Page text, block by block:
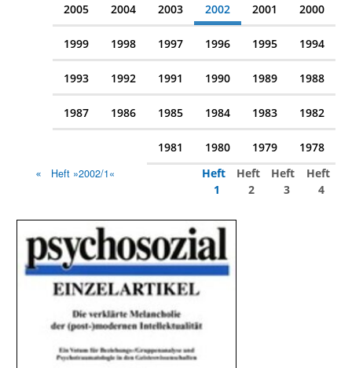
2005 2004 2003 2002 2001 2000
1999 1998 1997 1996 1995 1994
1993 1992 1991 1990 1989 1988
1987 1986 1985 1984 1983 1982
1981 1980 1979 1978
Heft »2002/1«
Heft
1
Heft
2
Heft
3
Heft
4